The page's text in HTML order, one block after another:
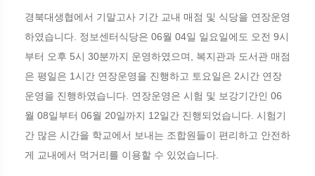
경북대생협에서 기말고사 기간 교내 매점 및 식당을 연장운영
하였습니다. 정보센터식당은 06월 04일 일요일에도 오전 9시
부터 오후 5시 30분까지 운영하였으며, 복지관과 도서관 매점
은 평일은 1시간 연장운영을 진행하고 토요일은 2시간 연장
운영을 진행하였습니다. 연장운영은 시험 및 보강기간인 06
월 08일부터 06월 20일까지 12일간 진행되었습니다. 시험기
간 많은 시간을 학교에서 보내는 조합원들이 편리하고 안전하
게 교내에서 먹거리를 이용할 수 있었습니다.